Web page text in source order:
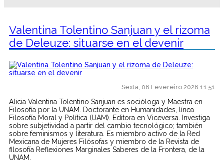
Valentina Tolentino Sanjuan y el rizoma
de Deleuze: situarse en el devenir
Sexta, 06 Fevereiro 2026 11:51
Alicia Valentina Tolentino Sanjuan es socióloga y Maestra en
Filosofía por la UNAM. Doctorante en Humanidades, línea
Filosofía Moral y Política (UAM). Editora en Viceversa. Investiga
sobre subjetividad a partir del cambio tecnológico; también
sobre feminismos y literatura. Es miembro activo de la Red
Mexicana de Mujeres Filósofas y miembro de la Revista de
filosofía Reflexiones Marginales Saberes de la Frontera, de la
UNAM.